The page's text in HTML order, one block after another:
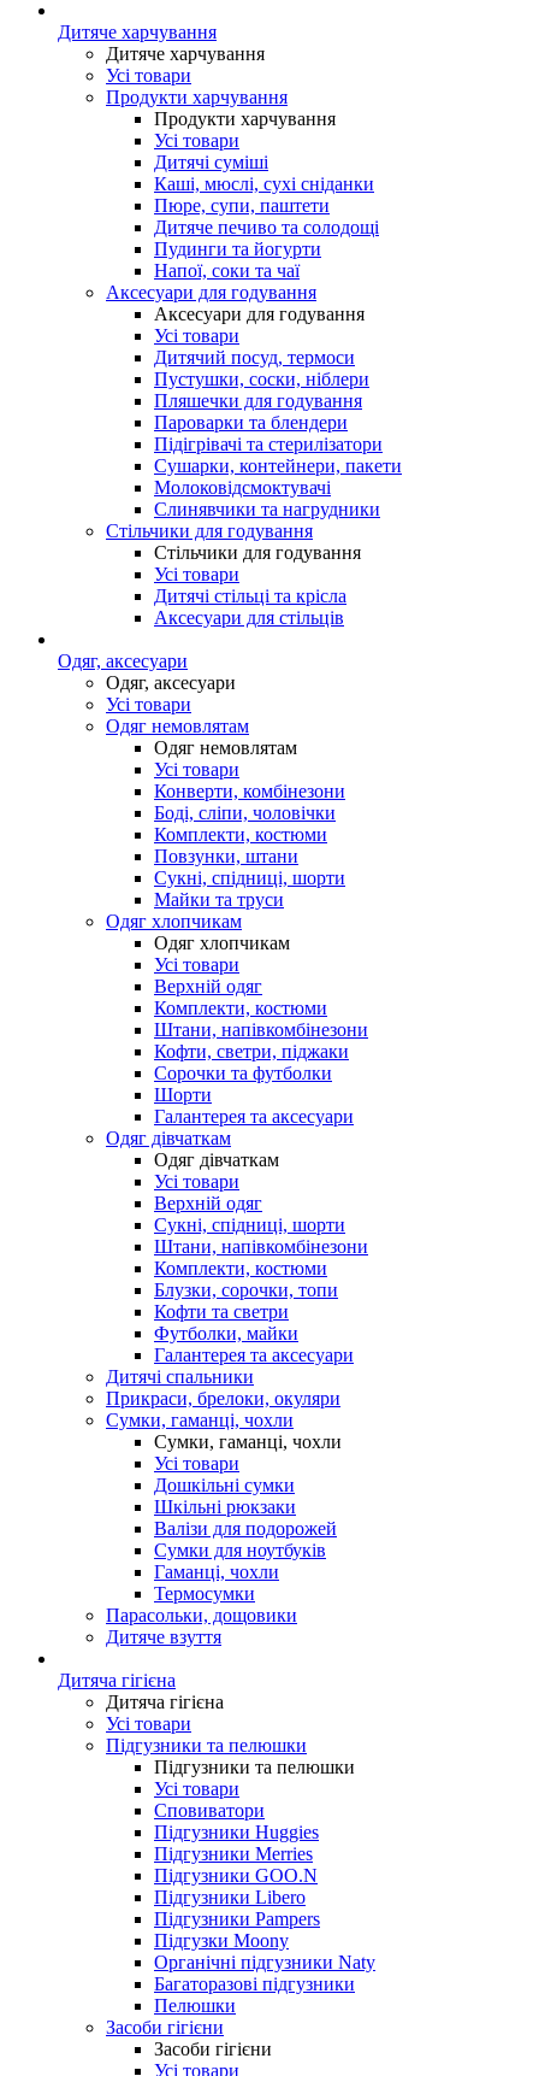
Дитяче харчування
Дитяче харчування
Усі товари
Продукти харчування
Продукти харчування
Усі товари
Дитячі суміші
Каші, мюслі, сухі сніданки
Пюре, супи, паштети
Дитяче печиво та солодощі
Пудинги та йогурти
Напої, соки та чаї
Аксесуари для годування
Аксесуари для годування
Усі товари
Дитячий посуд, термоси
Пустушки, соски, ніблери
Пляшечки для годування
Пароварки та блендери
Підігрівачі та стерилізатори
Сушарки, контейнери, пакети
Молоковідсмоктувачі
Слинявчики та нагрудники
Стільчики для годування
Стільчики для годування
Усі товари
Дитячі стільці та крісла
Аксесуари для стільців
Одяг, аксесуари
Одяг, аксесуари
Усі товари
Одяг немовлятам
Одяг немовлятам
Усі товари
Конверти, комбінезони
Боді, сліпи, чоловічки
Комплекти, костюми
Повзунки, штани
Сукні, спідниці, шорти
Майки та труси
Одяг хлопчикам
Одяг хлопчикам
Усі товари
Верхній одяг
Комплекти, костюми
Штани, напівкомбінезони
Кофти, светри, піджаки
Сорочки та футболки
Шорти
Галантерея та аксесуари
Одяг дівчаткам
Одяг дівчаткам
Усі товари
Верхній одяг
Сукні, спідниці, шорти
Штани, напівкомбінезони
Комплекти, костюми
Блузки, сорочки, топи
Кофти та светри
Футболки, майки
Галантерея та аксесуари
Дитячі спальники
Прикраси, брелоки, окуляри
Сумки, гаманці, чохли
Сумки, гаманці, чохли
Усі товари
Дошкільні сумки
Шкільні рюкзаки
Валізи для подорожей
Сумки для ноутбуків
Гаманці, чохли
Термосумки
Парасольки, дощовики
Дитяче взуття
Дитяча гігієна
Дитяча гігієна
Усі товари
Підгузники та пелюшки
Підгузники та пелюшки
Усі товари
Сповиватори
Підгузники Huggies
Підгузники Merries
Підгузники GOO.N
Підгузники Libero
Підгузники Pampers
Підгузки Moony
Органічні підгузники Naty
Багаторазові підгузники
Пелюшки
Засоби гігієни
Засоби гігієни
Усі товари